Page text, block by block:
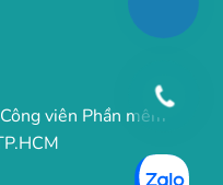
viên Phần mềm